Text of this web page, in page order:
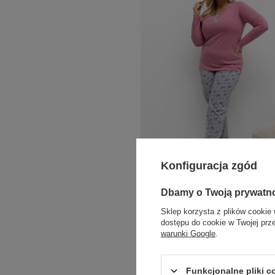
COTTON COMFORT
dekolcie
Zaloguj się i zobacz cenę
Konfiguracja zgód
Dbamy o Twoją
Sklep korzysta z plików cookie
dostępu do cookie w Twojej
warunki Google
Funkcjonalne pliki